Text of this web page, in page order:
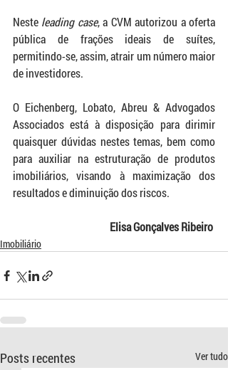
Neste leading case, a CVM autorizou a oferta
pública de frações ideais de suítes,
permitindo-se, assim, atrair um número maior
de investidores.
O Eichenberg, Lobato, Abreu & Advogados
Associados está à disposição para dirimir
quaisquer dúvidas nestes temas, bem como
para auxiliar na estruturação de produtos
imobiliários, visando à maximização dos
resultados e diminuição dos riscos.
Elisa Gonçalves Ribeiro
Imobiliário
Posts recentes Ver tudo